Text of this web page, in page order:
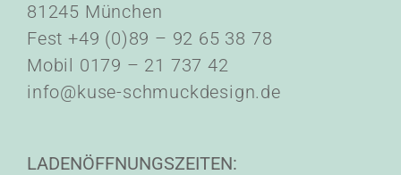
81245 München
Fest +49 (0)89 – 92 65 38 78
Mobil 0179 – 21 737 42
info@kuse-schmuckdesign.de
LADENÖFFNUNGSZEITEN: